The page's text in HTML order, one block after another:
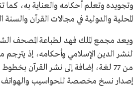
وتجويده وتعلم أحكامه والعناية به، كما
المحلية والدولية في مجالات القرآن والسنة
ويعد مجمع الملك فهد لطباعة المصحف
لنشر الدين الإسلامي وأحكامه، إذ يترجم
من 77 لغة، إضافة إلى نشر القرآن
إصدار نسخ مخصصة للحواسيب والهواتف،